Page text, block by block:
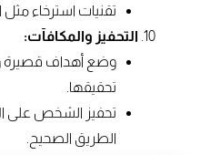
تقنيات استرخاء مثل
التحفيز والمكافآت:
وضع أهداف قصيرة
تحقيقها.
تحفيز الشخص على
الطريق الصحيح.